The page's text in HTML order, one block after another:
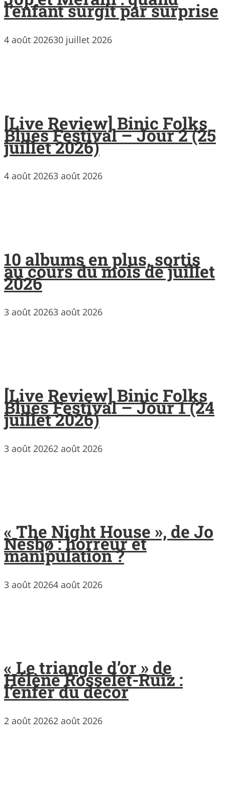
l’enfant surgit par surprise
4 août 202630 juillet 2026
[Live Review] Binic Folks
Blues Festival – Jour 2 (25
juillet 2026)
4 août 20263 août 2026
10 albums en plus, sortis
au cours du mois de juillet
2026
3 août 20263 août 2026
[Live Review] Binic Folks
Blues Festival – Jour 1 (24
juillet 2026)
3 août 20262 août 2026
« The Night House », de Jo
Nesbø : horreur et
manipulation ?
3 août 20264 août 2026
« Le triangle d’or » de
Hélène Rosselet-Ruiz :
l’enfer du décor
2 août 20262 août 2026